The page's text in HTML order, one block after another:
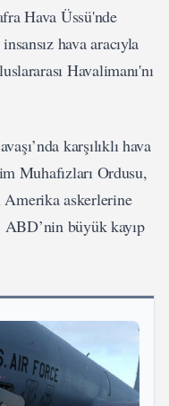
Hava Üssü'nde
hava aracıyla
Havalimanı'nı
karşılıklı hava
Muhafızları Ordusu,
Amerika askerlerine
ABD’nin büyük kayıp